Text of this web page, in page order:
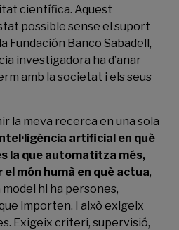
científica. Aquest
possible sense el suport
Fundación Banco Sabadell,
investigadora ha d’anar
amb la societat i els seus
la meva recerca en una sola
artificial en què
la que automatitza més,
món humà en què actua,
hi ha persones,
importen. I això exigeix
Exigeix criteri, supervisió,